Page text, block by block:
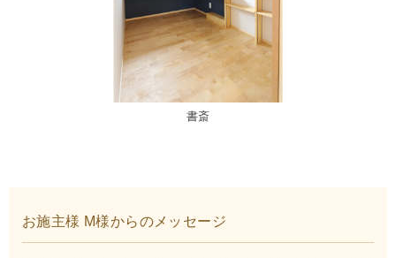
書斎
お施主様 M様からのメッセージ